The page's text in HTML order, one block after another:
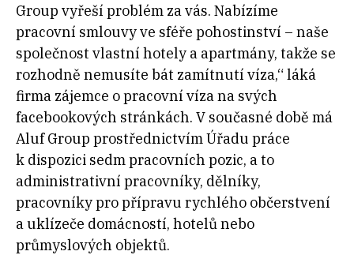
Group vyřeší problém za vás. Nabízíme
pracovní smlouvy ve sféře pohostinství – naše
společnost vlastní hotely a apartmány, takže se
rozhodně nemusíte bát zamítnutí víza,“ láká
firma zájemce o pracovní víza na svých
facebookových stránkách. V současné době má
Aluf Group prostřednictvím Úřadu práce
k dispozici sedm pracovních pozic, a to
administrativní pracovníky, dělníky,
pracovníky pro přípravu rychlého občerstvení
a uklízeče domácností, hotelů nebo
průmyslových objektů.